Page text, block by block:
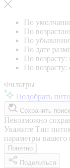
По
По
По
По дате
По
По возрасту:
Фильтры
Подобрать
Сохранить поиск
Невозможно
Укажите Тип
параметры вашего
Понятно
Поделиться